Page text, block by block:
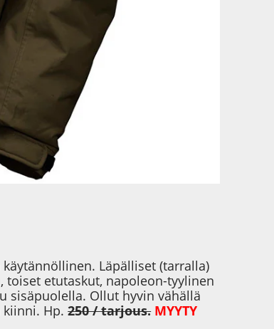
Läpälliset (tarralla)
etutaskut, napoleon-tyylinen
sisäpuolella. Ollut hyvin vähällä
kiinni. Hp.250 / tarjous. MYYTY